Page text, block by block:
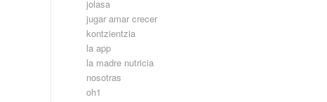
jolasa
jugar amar crecer
kontzientzia
la app
la madre nutricia
nosotras
oh1